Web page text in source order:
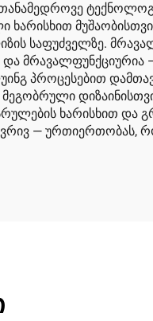
ხარისხით
საფუძველზე.
მრავალფუნქციურია
პროცესებით
ხარისხით და
— ურთიერთობას,